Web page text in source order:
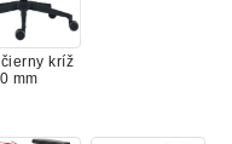
kríž
mm